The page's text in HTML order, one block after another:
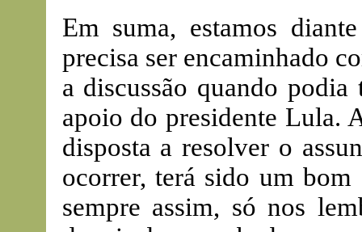
Em suma, estamos
precisa ser encaminhado
a discussão quando
apoio do presidente Lula.
disposta a resolver o
ocorrer, terá sido um
sempre assim, só nos